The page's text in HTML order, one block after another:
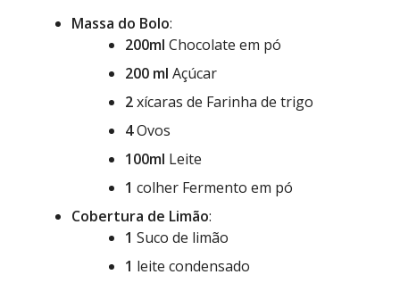
Massa do Bolo:
200ml Chocolate em pó
200 ml Açúcar
2xícaras de Farinha de trigo
4Ovos
100ml Leite
1 colher Fermento em pó
Cobertura de Limão:
1 Suco de limão
1 leite condensado